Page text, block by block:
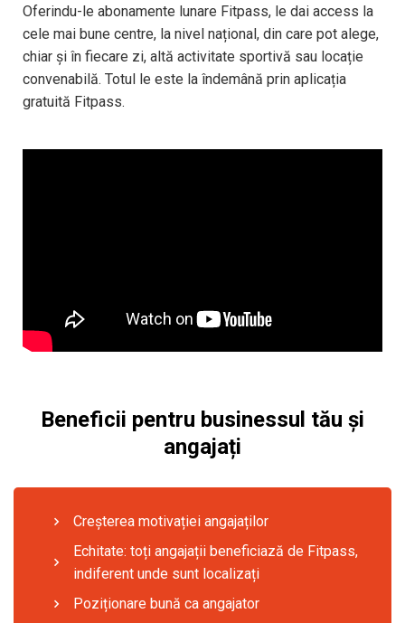
Oferindu-le abonamente lunare Fitpass, le dai access la
cele mai bune centre, la nivel național, din care pot alege,
chiar și în fiecare zi, altă activitate sportivă sau locație
convenabilă. Totul le este la îndemână prin aplicația
gratuită Fitpass.
Beneficii pentru businessul tău și
angajați
Creșterea motivației angajaților
Echitate: toți angajații beneficiază de Fitpass,
indiferent unde sunt localizați
Poziționare bună ca angajator